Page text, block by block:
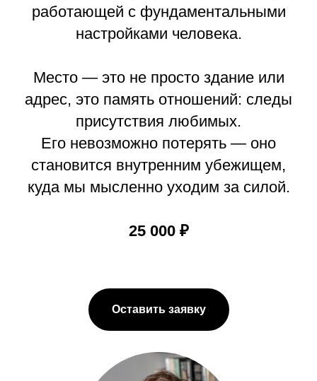
работающей с фундаментальными
настройками человека.
Место — это не просто здание или
адрес, это память отношений: следы
присутствия любимых.
Его невозможно потерять — оно
становится внутренним убежищем,
куда мы мысленно уходим за силой.
25 000 ₽
Оставить заявку